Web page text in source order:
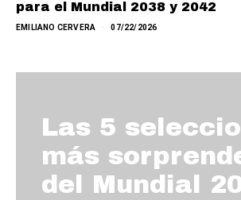
para el Mundial 2038 y 2042
EMILIANO CERVERA 07/22/2026
Las 5
más
del Mundial